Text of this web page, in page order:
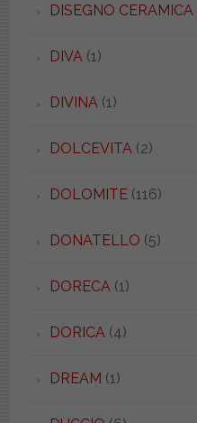
DISEGNO CERAMICA
DIVA (1)
DIVINA (1)
DOLCEVITA (2)
DOLOMITE(116)
DONATELLO (5)
DORECA (1)
DORICA (4)
DREAM (1)